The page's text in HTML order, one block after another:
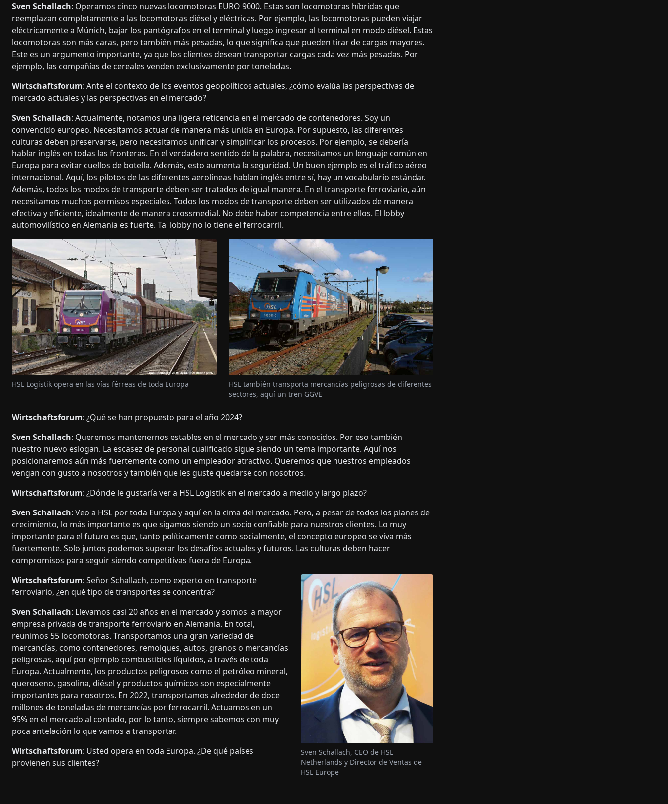
Sven Schallach: Operamos cinco nuevas locomotoras EURO 9000. Estas son locomotoras híbridas que
reemplazan completamente a las locomotoras diésel y eléctricas. Por ejemplo, las locomotoras pueden viajar
eléctricamente a Múnich, bajar los pantógrafos en el terminal y luego ingresar al terminal en modo diésel. Estas
locomotoras son más caras, pero también más pesadas, lo que significa que pueden tirar de cargas mayores.
Este es un argumento importante, ya que los clientes desean transportar cargas cada vez más pesadas. Por
ejemplo, las compañías de cereales venden exclusivamente por toneladas.
Wirtschaftsforum: Ante el contexto de los eventos geopolíticos actuales, ¿cómo evalúa las perspectivas de
mercado actuales y las perspectivas en el mercado?
Sven Schallach: Actualmente, notamos una ligera reticencia en el mercado de contenedores. Soy un
convencido europeo. Necesitamos actuar de manera más unida en Europa. Por supuesto, las diferentes
culturas deben preservarse, pero necesitamos unificar y simplificar los procesos. Por ejemplo, se debería
hablar inglés en todas las fronteras. En el verdadero sentido de la palabra, necesitamos un lenguaje común en
Europa para evitar cuellos de botella. Además, esto aumenta la seguridad. Un buen ejemplo es el tráfico aéreo
internacional. Aquí, los pilotos de las diferentes aerolíneas hablan inglés entre sí, hay un vocabulario estándar.
Además, todos los modos de transporte deben ser tratados de igual manera. En el transporte ferroviario, aún
necesitamos muchos permisos especiales. Todos los modos de transporte deben ser utilizados de manera
efectiva y eficiente, idealmente de manera crossmedial. No debe haber competencia entre ellos. El lobby
automovilístico en Alemania es fuerte. Tal lobby no lo tiene el ferrocarril.
HSL Logistik opera en las vías férreas de toda Europa
HSL también transporta mercancías peligrosas de diferentes
sectores, aquí un tren GGVE
Wirtschaftsforum: ¿Qué se han propuesto para el año 2024?
Sven Schallach: Queremos mantenernos estables en el mercado y ser más conocidos. Por eso también
nuestro nuevo eslogan. La escasez de personal cualificado sigue siendo un tema importante. Aquí nos
posicionaremos aún más fuertemente como un empleador atractivo. Queremos que nuestros empleados
vengan con gusto a nosotros y también que les guste quedarse con nosotros.
Wirtschaftsforum: ¿Dónde le gustaría ver a HSL Logistik en el mercado a medio y largo plazo?
Sven Schallach: Veo a HSL por toda Europa y aquí en la cima del mercado. Pero, a pesar de todos los planes de
crecimiento, lo más importante es que sigamos siendo un socio confiable para nuestros clientes. Lo muy
importante para el futuro es que, tanto políticamente como socialmente, el concepto europeo se viva más
fuertemente. Solo juntos podemos superar los desafíos actuales y futuros. Las culturas deben hacer
compromisos para seguir siendo competitivas fuera de Europa.
Wirtschaftsforum: Señor Schallach, como experto en transporte
ferroviario, ¿en qué tipo de transportes se concentra?
Sven Schallach: Llevamos casi 20 años en el mercado y somos la mayor
empresa privada de transporte ferroviario en Alemania. En total,
reunimos 55 locomotoras. Transportamos una gran variedad de
mercancías, como contenedores, remolques, autos, granos o mercancías
peligrosas, aquí por ejemplo combustibles líquidos, a través de toda
Europa. Actualmente, los productos peligrosos como el petróleo mineral,
queroseno, gasolina, diésel y productos químicos son especialmente
importantes para nosotros. En 2022, transportamos alrededor de doce
millones de toneladas de mercancías por ferrocarril. Actuamos en un
95% en el mercado al contado, por lo tanto, siempre sabemos con muy
poca antelación lo que vamos a transportar.
Wirtschaftsforum: Usted opera en toda Europa. ¿De qué países
provienen sus clientes?
Sven Schallach, CEO de HSL
Netherlands y Director de Ventas de
HSL Europe